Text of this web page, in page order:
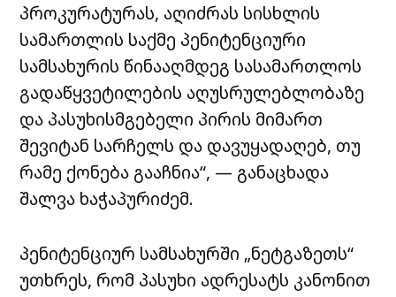
პროკურატურას, აღიძრას სისხლის
სამართლის საქმე პენიტენციური
სამსახურის წინააღმდეგ სასამართლოს
გადაწყვეტილების აღუსრულებლობაზე
და პასუხისმგებელი პირის მიმართ
შევიტან სარჩელს და დავუყადაღებ, თუ
რამე ქონება გააჩნია“, — განაცხადა
შალვა ხაჭაპურიძემ.
პენიტენციურ სამსახურში „ნეტგაზეთს“
უთხრეს, რომ პასუხი ადრესატს კანონით